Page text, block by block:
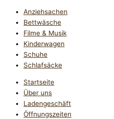
Anziehsachen
Bettwäsche
Filme & Musik
Kinderwagen
Schuhe
Schlafsäcke
Startseite
Über uns
Ladengeschäft
Öffnungszeiten